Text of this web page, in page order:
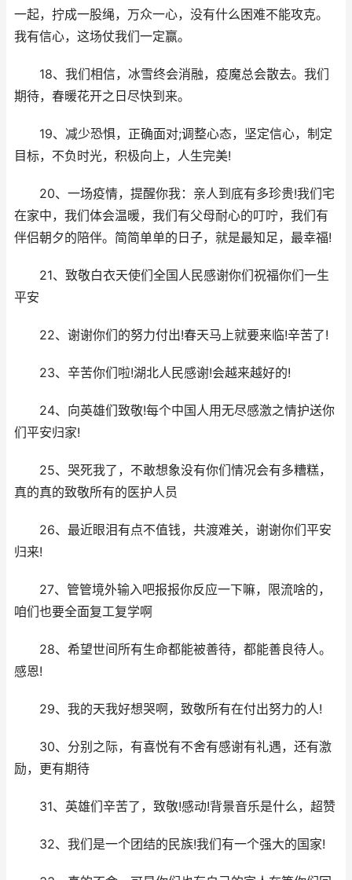
一起，拧成一股绳，万众一心，没有什么困难不能攻克。
我有信心，这场仗我们一定赢。
18、我们相信，冰雪终会消融，疫魔总会散去。我们
期待，春暖花开之日尽快到来。
19、减少恐惧，正确面对;调整心态，坚定信心，制定
目标，不负时光，积极向上，人生完美!
20、一场疫情，提醒你我：亲人到底有多珍贵!我们宅
在家中，我们体会温暖，我们有父母耐心的叮咛，我们有
伴侣朝夕的陪伴。简简单单的日子，就是最知足，最幸福!
21、致敬白衣天使们全国人民感谢你们祝福你们一生
平安
22、谢谢你们的努力付出!春天马上就要来临!辛苦了!
23、辛苦你们啦!湖北人民感谢!会越来越好的!
24、向英雄们致敬!每个中国人用无尽感激之情护送你
们平安归家!
25、哭死我了，不敢想象没有你们情况会有多糟糕，
真的真的致敬所有的医护人员
26、最近眼泪有点不值钱，共渡难关，谢谢你们平安
归来!
27、管管境外输入吧报报你反应一下嘛，限流啥的，
咱们也要全面复工复学啊
28、希望世间所有生命都能被善待，都能善良待人。
感恩!
29、我的天我好想哭啊，致敬所有在付出努力的人!
30、分别之际，有喜悦有不舍有感谢有礼遇，还有激
励，更有期待
31、英雄们辛苦了，致敬!感动!背景音乐是什么，超赞
32、我们是一个团结的民族!我们有一个强大的国家!